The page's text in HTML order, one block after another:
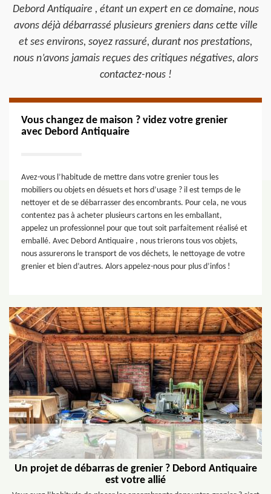
Debord Antiquaire , étant un expert en ce domaine, nous
avons déjà débarrassé plusieurs greniers dans cette ville
et ses environs, soyez rassuré, durant nos prestations,
nous n’avons jamais reçues des critiques négatives, alors
contactez-nous !
Vous changez de maison ? videz votre grenier
avec Debord Antiquaire
Avez-vous l’habitude de mettre dans votre grenier tous les
mobiliers ou objets en désuets et hors d’usage ? il est temps de le
nettoyer et de se débarrasser des encombrants. Pour cela, ne vous
contentez pas à acheter plusieurs cartons en les emballant,
appelez un professionnel pour que tout soit parfaitement réalisé et
emballé. Avec Debord Antiquaire , nous trierons tous vos objets,
nous assurerons le transport de vos déchets, le nettoyage de votre
grenier et bien d’autres. Alors appelez-nous pour plus d’infos !
Un projet de débarras de grenier ? Debord Antiquaire
est votre allié